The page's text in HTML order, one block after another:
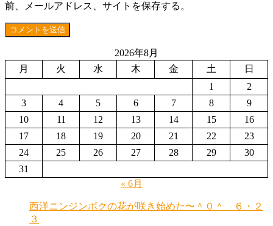
前、メールアドレス、サイトを保存する。
2026年8月
月
火 水 木 金 土
日
1
2
3
4 5 6 7 8
9
10
11 12 13 14 15
16
17
18 19 20 21 22
23
24
25 26 27 28 29
30
31
« 6月
西洋ニンジンボクの花が咲き始めた〜＾０＾ ６・２
３